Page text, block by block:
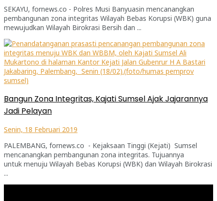
SEKAYU, fornews.co - Polres Musi Banyuasin mencanangkan
pembangunan zona integritas Wilayah Bebas Korupsi (WBK) guna
mewujudkan Wilayah Birokrasi Bersih dan ...
Bangun Zona Integritas, Kajati Sumsel Ajak Jajarannya
Jadi Pelayan
Senin, 18 Februari 2019
PALEMBANG, fornews.co - Kejaksaan Tinggi (Kejati) Sumsel
mencanangkan pembangunan zona integritas. Tujuannya
untuk menuju Wilayah Bebas Korupsi (WBK) dan Wilayah Birokrasi
...